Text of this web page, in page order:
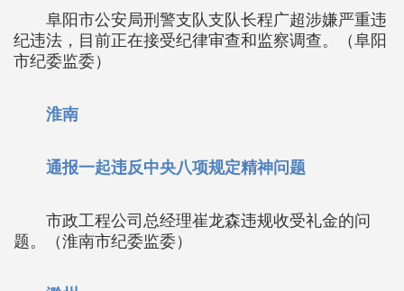
阜阳市公安局刑警支队支队长程广超涉嫌严重违
纪违法，目前正在接受纪律审查和监察调查。（阜阳
市纪委监委）
淮南
通报一起违反中央八项规定精神问题
市政工程公司总经理崔龙森违规收受礼金的问
题。（淮南市纪委监委）